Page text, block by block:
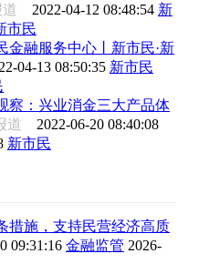
道 2022-04-12 08:48:54 新
市民
金融服务中心丨新市民·新
04-13 08:50:35 新市民
察：兴业消金三大产品体
道 2022-06-20 08:40:08
新市民
措施，支持民营经济高质
09:31:16 金融监管 2026-